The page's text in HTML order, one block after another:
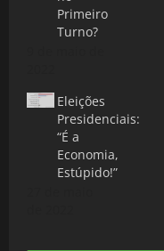
Primeiro
Turno?
Eleições
Presidenciais:
“É a
Economia,
Estúpido!”